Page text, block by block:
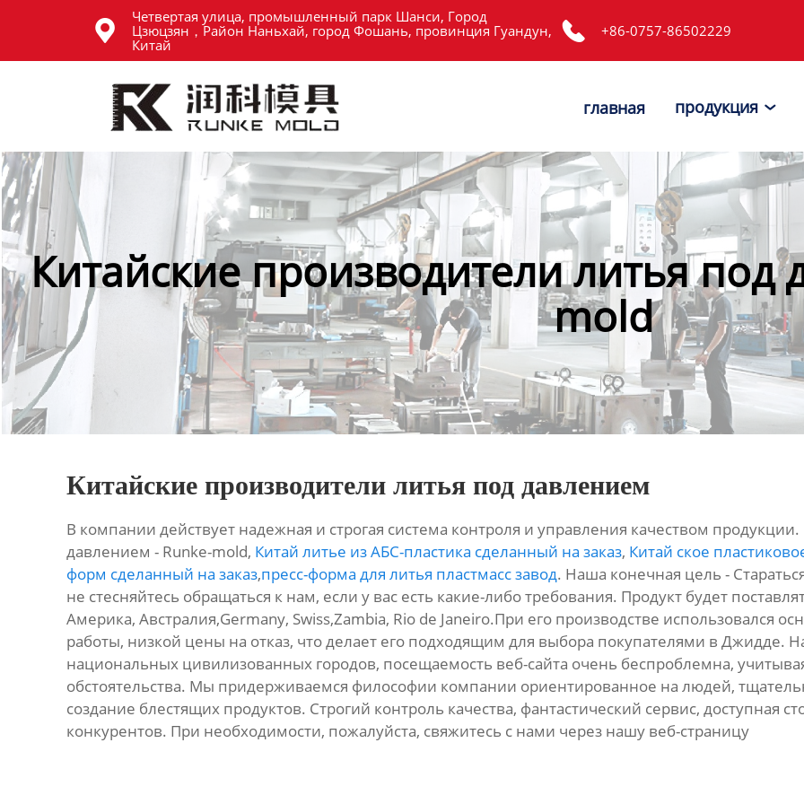

Четвертая улица, промышленный парк Шанси, Город
Цзюцзян，Район Наньхай, город Фошань, провинция Гуандун,
Китай
 +86-0757-86502229
главная продукция 
О нас
Контакты
Китайские производители литья под
mold
Китайские производители литья под давлением
В компании действует надежная и строгая система контроля и управления качеством
давлением - Runke-mold, Китай литье из АБС-пластика сделанный на заказ, Китай ское
форм сделанный на заказ,пресс-форма для литья пластмасс завод. Наша конечная цель -
не стесняйтесь обращаться к нам, если у вас есть какие-либо требования. Продукт будет
Америка, Австралия,Germany, Swiss,Zambia, Rio de Janeiro.При его производстве использовался
работы, низкой цены на отказ, что делает его подходящим для выбора покупателями в Джидде.
национальных цивилизованных городов, посещаемость веб-сайта очень беспроблемна,
обстоятельства. Мы придерживаемся философии компании ориентированное на людей,
создание блестящих продуктов. Строгий контроль качества, фантастический сервис, доступная
конкурентов. При необходимости, пожалуйста, свяжитесь с нами через нашу веб-страницу